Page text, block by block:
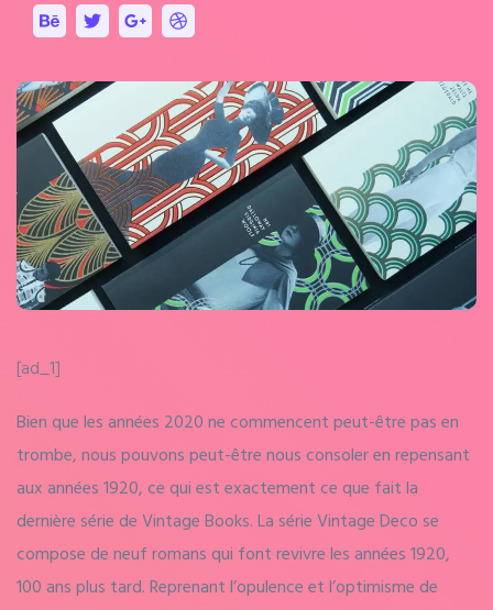
[ad_1]
Bien que les années 2020 ne commencent peut-être pas en
trombe, nous pouvons peut-être nous consoler en repensant
aux années 1920, ce qui est exactement ce que fait la
dernière série de Vintage Books. La série Vintage Deco se
compose de neuf romans qui font revivre les années 1920,
100 ans plus tard. Reprenant l’opulence et l’optimisme de